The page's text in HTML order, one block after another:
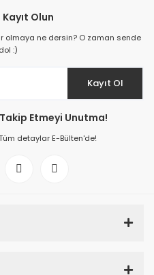
Olun
olmaya ne dersin? O zaman sende
:)
Kayıt Ol
Etmeyi Unutma!
detaylar E-Bülten'de!